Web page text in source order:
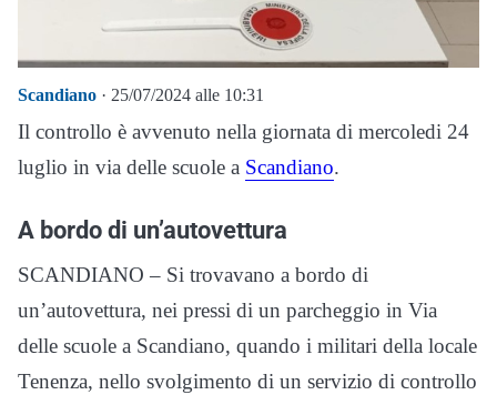
Scandiano · 25/07/2024 alle 10:31
Il controllo è avvenuto nella giornata di mercoledi 24
luglio in via delle scuole a Scandiano.
A bordo di un’autovettura
SCANDIANO – Si trovavano a bordo di
un’autovettura, nei pressi di un parcheggio in Via
delle scuole a Scandiano, quando i militari della locale
Tenenza, nello svolgimento di un servizio di controllo